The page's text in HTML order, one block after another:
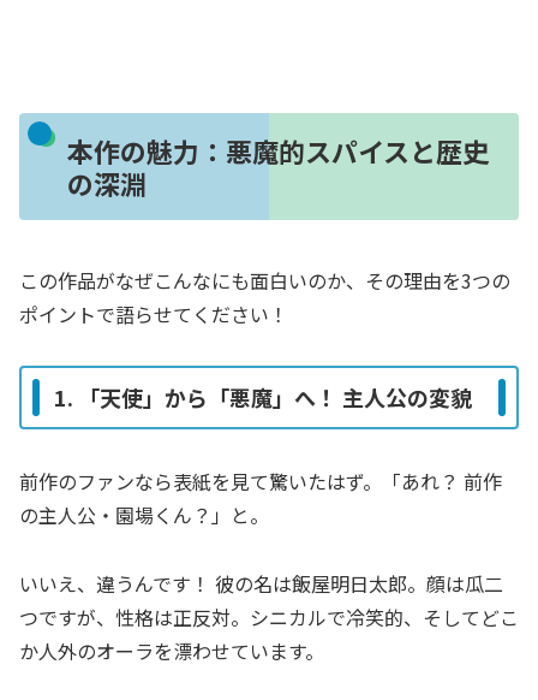
本作の魅力：悪魔的スパイスと歴史
の深淵
この作品がなぜこんなにも面白いのか、その理由を3つの
ポイントで語らせてください！
1. 「天使」から「悪魔」へ！ 主人公の変貌
前作のファンなら表紙を見て驚いたはず。「あれ？ 前作
の主人公・園場くん？」と。
いいえ、違うんです！ 彼の名は飯屋明日太郎。顔は瓜二
つですが、性格は正反対。シニカルで冷笑的、そしてどこ
か人外のオーラを漂わせています。